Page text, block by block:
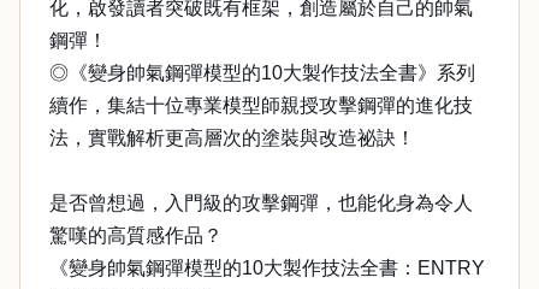
化，啟發讀者突破既有框架，創造屬於自己的帥氣
鋼彈！
◎《變身帥氣鋼彈模型的10大製作技法全書》系列
續作，集結十位專業模型師親授攻擊鋼彈的進化技
法，實戰解析更高層次的塗裝與改造祕訣！
是否曾想過，入門級的攻擊鋼彈，也能化身為令人
驚嘆的高質感作品？
《變身帥氣鋼彈模型的10大製作技法全書：ENTRY